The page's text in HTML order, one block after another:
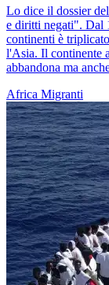
Lo dice il dossier
e diritti negati". Dal
continenti è
l'Asia. Il continente
abbandona ma
Africa Migranti